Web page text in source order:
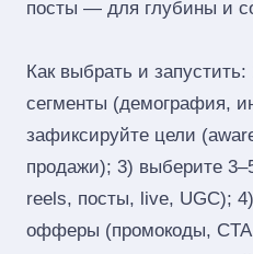
посты — для глубины и
Как выбрать и
сегменты (демография,
зафиксируйте цели
продажи); 3) выберите
reels, посты, live, UGC);
офферы (промокоды,